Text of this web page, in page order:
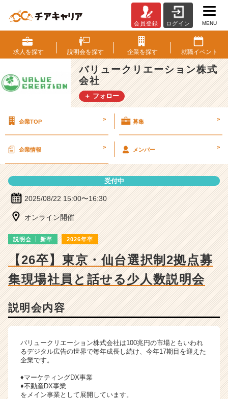
リ
ュ
ー
ク
リ
エ
ー
ン
会
社
の
説
細
ベ
ン
チ
成
長
業
ス
カ
会員登録 ログイン MENU
求人を探す 説明会を探す 企業を探す 就職イベント
バリュークリエーション株式
会社
＋ フォロー
企業TOP > 募集 >
企業情報 > メンバー >
受付中
2025/08/22 15:00〜16:30
オンライン開催
説明会 新卒 2026年卒
【26卒】東京・仙台選択制2拠点募
集現場社員と話せる少人数説明会
説明会内容
バリュークリエーション株式会社は100兆円の市場ともいわれ
るデジタル広告の世界で毎年成長し続け、今年17期目を迎えた
企業です。
♦マーケティングDX事業
♦不動産DX事業
をメイン事業として展開しています。